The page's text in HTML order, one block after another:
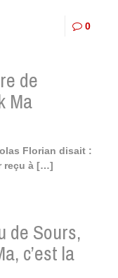
0
de
Ma
Florian disait :
reçu à[…]
de Sours,
c’est la